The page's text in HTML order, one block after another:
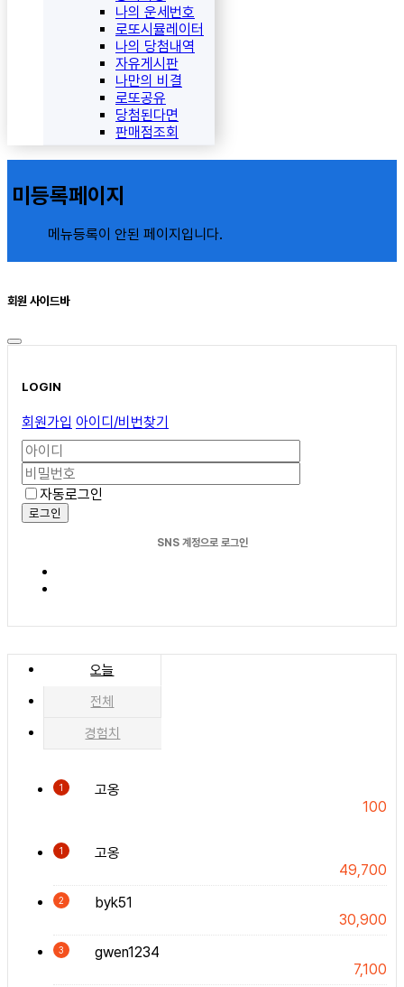
나의 운세번호
로또시뮬레이터
나의 당첨내역
자유게시판
나만의 비결
로또공유
당첨된다면
판매점조회
미등록페이지
메뉴등록이 안된 페이지입니다.
회원 사이드바
LOGIN
회원가입 아이디/비번찾기
자동로그인
로그인
SNS 계정으로 로그인
오늘
전체
경험치
1
고옹
100
1
고옹
49,700
2
byk51
30,900
3
gwen1234
7,100